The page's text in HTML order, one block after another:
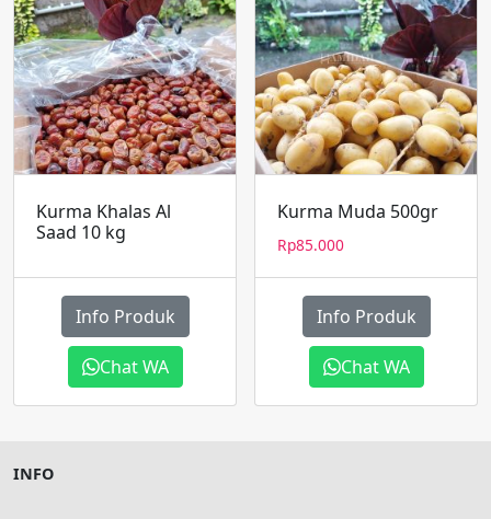
Kurma Khalas Al
Saad 10 kg
Info Produk
Chat WA
Kurma Muda 500gr
Rp85.000
Info Produk
Chat WA
INFO